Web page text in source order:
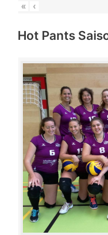
« ‹
Hot Pants